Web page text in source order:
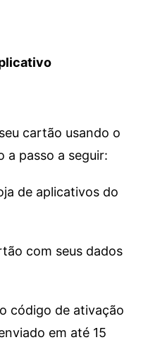
cartão usando o
a passo a seguir:
de aplicativos do
com seus dados
código de ativação
em até 15